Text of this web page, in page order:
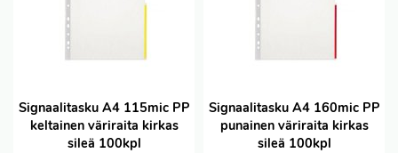
Signaalitasku A4 115mic PP
keltainen väriraita kirkas
sileä 100kpl
Signaalitasku A4 160mic PP
punainen väriraita kirkas
sileä 100kpl